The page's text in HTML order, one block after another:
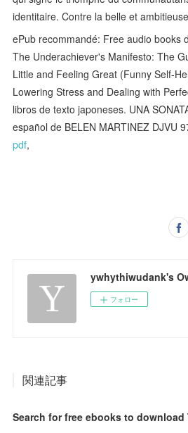
identitaire. Contre la belle et
ePub recommandé: Free audio books
The Underachiever's Manifesto: The
Little and Feeling Great (Funny Self-
Lowering Stress and Dealing with
libros de texto japoneses. UNA
español de BELEN MARTINEZ DJVU
pdf,
ywhythiwudank's
フォロー
関連記事
Search for free ebooks to download